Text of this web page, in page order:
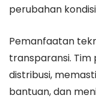
perubahan
Pemanfaatan
transparansi.
distribusi,
bantuan, dan